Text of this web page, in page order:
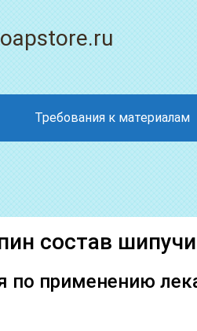
Требования к материалам
состав
по применению